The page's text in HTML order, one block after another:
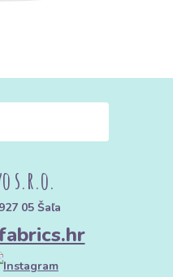
s.r.o.
05 Šaľa